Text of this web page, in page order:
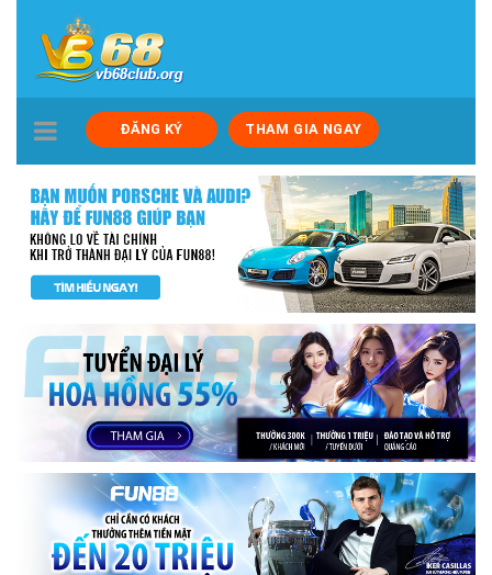
TOGGLE
NAVIGATION
ĐĂNG KÝ THAM GIA NGAY